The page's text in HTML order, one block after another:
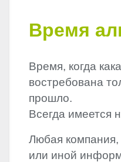
Время
Время, когда
востребована
прошло.
Всегда имеется
Любая
или иной